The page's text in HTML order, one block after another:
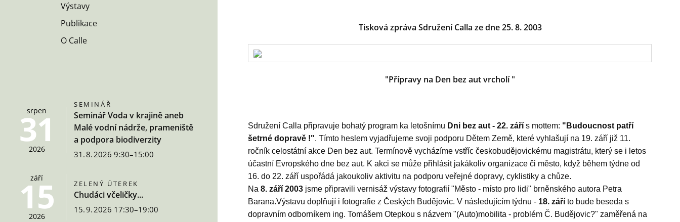
Výstavy
Publikace
O Calle
srpen
31
2026
SEMINÁŘ
Seminář Voda v krajině aneb
Malé vodní nádrže, prameniště
a podpora biodiverzity
31. 8. 2026 9:30–15:00
září
15
2026
ZELENÝ ÚTEREK
Chudáci včeličky...
15. 9. 2026 17:30–19:00
Tisková zpráva Sdružení Calla ze dne 25. 8. 2003
"Přípravy na Den bez aut vrcholí"
Sdružení Calla připravuje bohatý program ka letošnímu Dni bez aut - 22. září s mottem: "Budoucnost patří
šetrné dopravě !". Tímto heslem vyjadřujeme svoji podporu Dětem Země, které vyhlašují na 19. září již 11.
ročník celostátní akce Den bez aut. Termínově vycházíme vstříc českobudějovickému magistrátu, který se i letos
účastní Evropského dne bez aut. K akci se může přihlásit jakákoliv organizace či město, když během týdne od
16. do 22. září uspořádá jakoukoliv aktivitu na podporu veřejné dopravy, cyklistiky a chůze.
Na8. září 2003 jsme připravili vernisáž výstavy fotografií "Město - místo pro lidi" brněnského autora Petra
Barana.Výstavu doplňují i fotografie z Českých Budějovic. V následujícím týdnu - 18. září to bude beseda s
dopravním odborníkem ing. Tomášem Otepkou s názvem "(Auto)mobilita - problém Č. Budějovic?" zaměřená na